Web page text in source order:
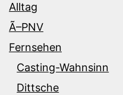
Alltag
Ã–PNV
Fernsehen
Casting-Wahnsinn
Dittsche